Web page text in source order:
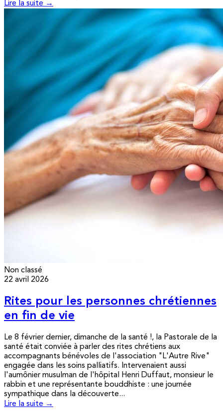
Lire la suite →
Non classé
22 avril 2026
Rites pour les personnes chrétiennes
en fin de vie
Le 8 février dernier, dimanche de la santé !, la Pastorale de la
santé était conviée à parler des rites chrétiens aux
accompagnants bénévoles de l'association "L'Autre Rive"
engagée dans les soins palliatifs. Intervenaient aussi
l'aumônier musulman de l'hôpital Henri Duffaut, monsieur le
rabbin et une représentante bouddhiste : une journée
sympathique dans la découverte...
Lire la suite →